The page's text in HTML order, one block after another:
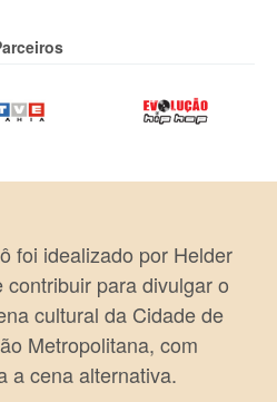
foi idealizado por Helder
para divulgar o
cultural da Cidade de
Metropolitana, com
a cena alternativa.